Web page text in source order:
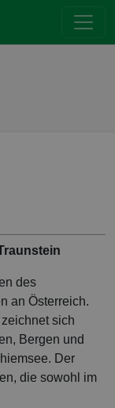
des
an Österreich.
sich
Bergen und
Der
die sowohl im